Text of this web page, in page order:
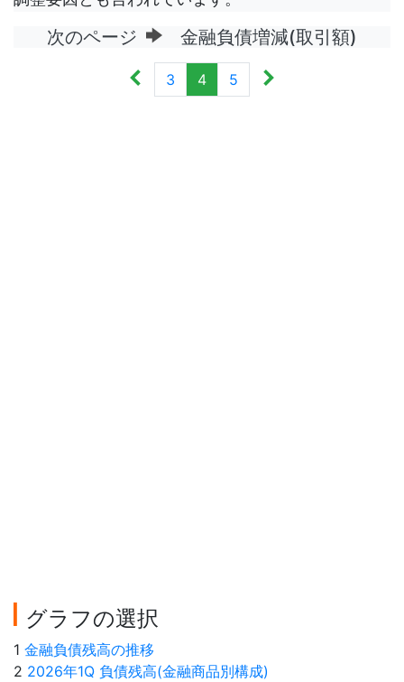
次のページ 金融負債増減(取引額)
3 4 5
グラフの選択
1 金融負債残高の推移
2 2026年1Q 負債残高(金融商品別構成)